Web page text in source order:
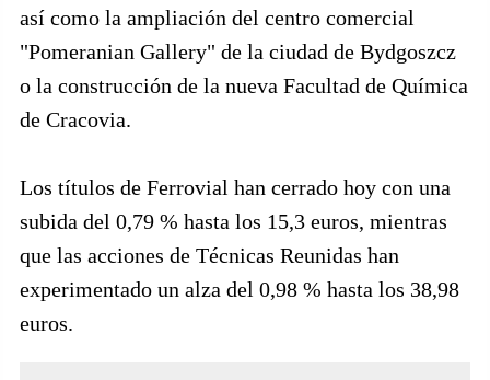
así como la ampliación del centro comercial
"Pomeranian Gallery" de la ciudad de Bydgoszcz
o la construcción de la nueva Facultad de Química
de Cracovia.
Los títulos de Ferrovial han cerrado hoy con una
subida del 0,79 % hasta los 15,3 euros, mientras
que las acciones de Técnicas Reunidas han
experimentado un alza del 0,98 % hasta los 38,98
euros.